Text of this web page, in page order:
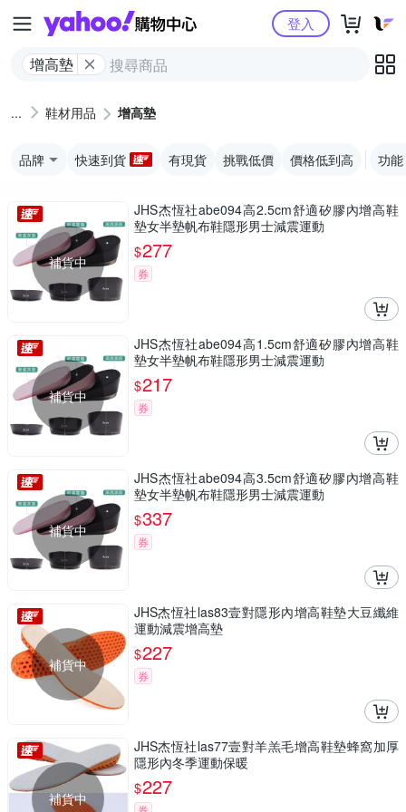
Yahoo購物中心
增高墊
登入
鞋材用品 增高墊
品牌 快速到貨 有現貨 挑戰低價 價格低到高 功能
補貨中
JHS杰恆社abe094高2.5cm舒適矽膠內增高鞋
墊女半墊帆布鞋隱形男士減震運動
$277
券
補貨中
JHS杰恆社abe094高1.5cm舒適矽膠內增高鞋
墊女半墊帆布鞋隱形男士減震運動
$217
券
補貨中
JHS杰恆社abe094高3.5cm舒適矽膠內增高鞋
墊女半墊帆布鞋隱形男士減震運動
$337
券
補貨中
JHS杰恆社las83壹對隱形內增高鞋墊大豆纖維
運動減震增高墊
$227
券
補貨中
JHS杰恆社las77壹對羊羔毛增高鞋墊蜂窩加厚
隱形內冬季運動保暖
$227